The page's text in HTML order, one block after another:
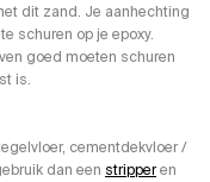
dit zand. Je aanhechting
schuren op je epoxy.
goed moeten schuren
is.
cementdekvloer /
dan een stripperen